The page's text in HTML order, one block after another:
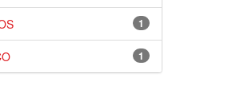
1
1